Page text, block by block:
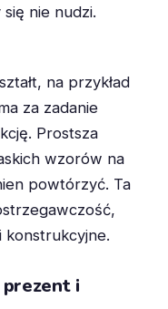
nie nudzi.
na przykład
za zadanie
Prostsza
wzorów na
powtórzyć. Ta
konstrukcyjne.
i